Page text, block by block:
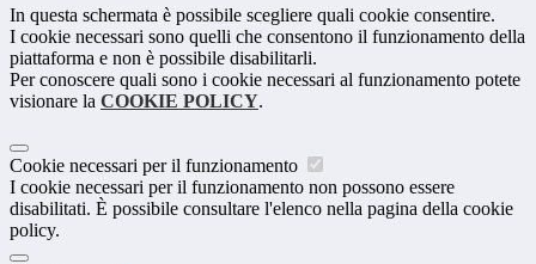
In questa schermata è possibile scegliere quali cookie consentire.
I cookie necessari sono quelli che consentono il funzionamento della
piattaforma e non è possibile disabilitarli.
Per conoscere quali sono i cookie necessari al funzionamento potete
visionare la COOKIE POLICY.
Cookie necessari per il funzionamento
I cookie necessari per il funzionamento non possono essere
disabilitati. È possibile consultare l'elenco nella pagina della cookie
policy.